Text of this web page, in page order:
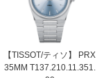
【TISSOT/ティソ】 PRX
35MM T137.210.11.351.